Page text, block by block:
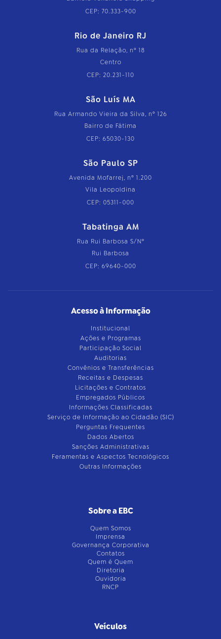
CEP: 70.333-900
Rio de Janeiro RJ
Rua da Relação, nº 18
Centro
CEP: 20.231-110
São Luís MA
Rua Armando Vieira da Silva, nº 126
Bairro de Fátima
CEP: 65030-130
São Paulo SP
Avenida Mofarrej, nº 1.200
Vila Leopoldina
CEP: 05311-000
Tabatinga AM
Rua Rui Barbosa S/Nº
Rui Barbosa
CEP: 69640-000
Acesso à Informação
Institucional
Ações e Programas
Participação Social
Auditorias
Convênios e Transferências
Receitas e Despesas
Licitações e Contratos
Empregados Públicos
Informações Classificadas
Serviço de Informação ao Cidadão (SIC)
Perguntas Frequentes
Dados Abertos
Sanções Administrativas
Feramentas e Aspectos Tecnológicos
Outras Informações
Sobre a EBC
Quem Somos
Imprensa
Governança Corporativa
Contatos
Quem é Quem
Diretoria
Ouvidoria
RNCP
Veículos